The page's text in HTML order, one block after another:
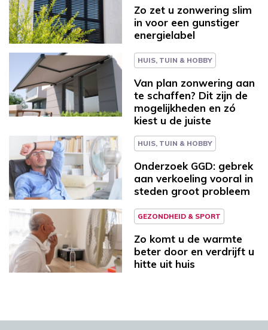
Zo zet u zonwering slim
in voor een gunstiger
energielabel
HUIS, TUIN & HOBBY
Van plan zonwering aan
te schaffen? Dit zijn de
mogelijkheden en zó
kiest u de juiste
HUIS, TUIN & HOBBY
Onderzoek GGD: gebrek
aan verkoeling vooral in
steden groot probleem
GEZONDHEID & SPORT
Zo komt u de warmte
beter door en verdrijft u
hitte uit huis